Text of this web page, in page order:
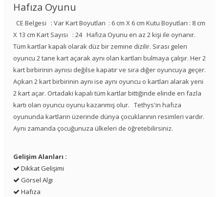
Hafıza Oyunu
CE Belgesi : Var Kart Boyutları : 6 cm X 6 cm Kutu Boyutları : 8 cm
X 13 cm Kart Sayısı : 24 Hafıza Oyunu en az 2 kişi ile oynanır.
Tüm kartlar kapalı olarak düz bir zemine dizilir. Sırası gelen
oyuncu 2 tane kart açarak aynı olan kartları bulmaya çalışır. Her 2
kart birbirinin aynısı değilse kapatır ve sıra diğer oyuncuya geçer.
Açıkan 2 kart birbirinin aynı ise aynı oyuncu o kartları alarak yeni
2 kart açar. Ortadaki kapalı tüm kartlar bittiğinde elinde en fazla
kartı olan oyuncu oyunu kazanmış olur. Tethys'in hafıza
oyununda kartların üzerinde dünya çocuklarının resimleri vardır.
Aynı zamanda çocuğunuza ülkeleri de öğretebilirsiniz.
Gelişim Alanları :
Dikkat Gelişimi
Görsel Algı
Hafıza